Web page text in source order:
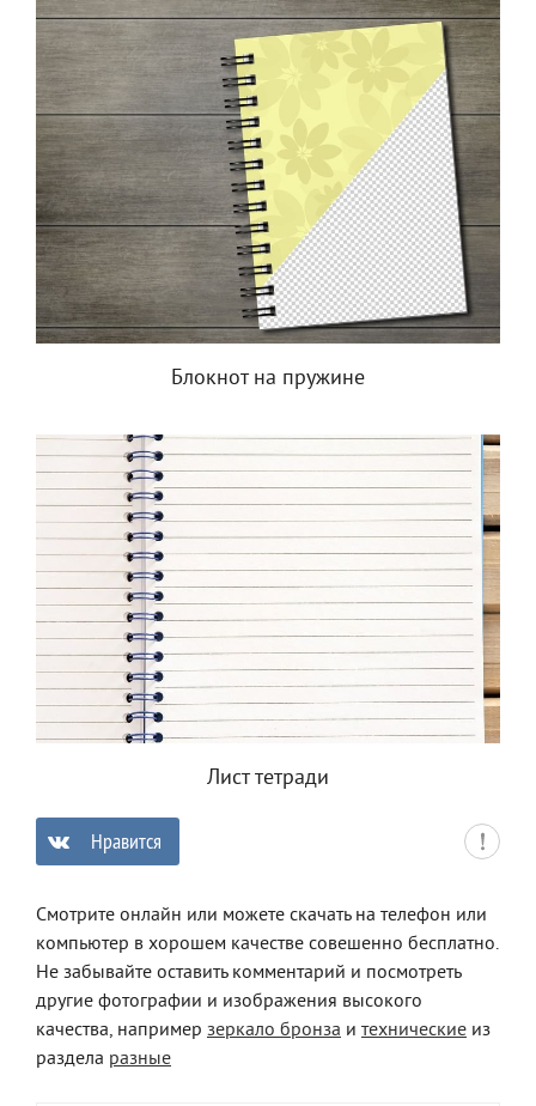
Блокнот на пружине
Лист тетради
Нравится
Смотрите онлайн или можете скачать на телефон или
компьютер в хорошем качестве совешенно бесплатно.
Не забывайте оставить комментарий и посмотреть
другие фотографии и изображения высокого
качества, например зеркало бронза и технические из
раздела разные